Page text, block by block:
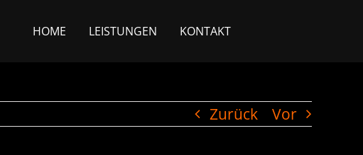
HOME LEISTUNGEN KONTAKT
Zurück Vor